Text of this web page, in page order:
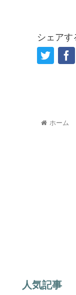
シェアす
ホーム
人気記事